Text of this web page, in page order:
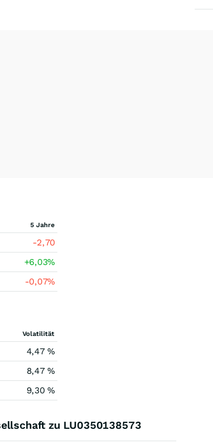
5 Jahre
-2,70
+6,03%
-0,07%
Volatilität
4,47 %
8,47 %
9,30 %
zu LU0350138573